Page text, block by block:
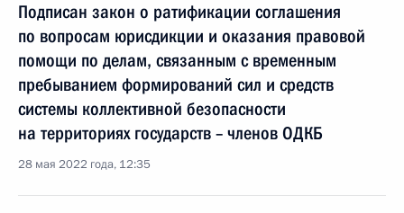
Подписан закон о ратификации соглашения
по вопросам юрисдикции и оказания правовой
помощи по делам, связанным с временным
пребыванием формирований сил и средств
системы коллективной безопасности
на территориях государств – членов ОДКБ
28 мая 2022 года, 12:35